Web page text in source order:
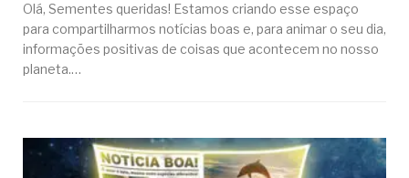
Olá, Sementes queridas! Estamos criando esse espaço
para compartilharmos notícias boas e, para animar o seu dia,
informações positivas de coisas que acontecem no nosso
planeta.…